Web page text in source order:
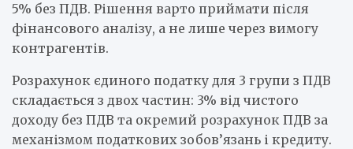
5% без ПДВ. Рішення варто приймати після
фінансового аналізу, а не лише через вимогу
контрагентів.
Розрахунок єдиного податку для 3 групи з ПДВ
складається з двох частин: 3% від чистого
доходу без ПДВ та окремий розрахунок ПДВ за
механізмом податкових зобов’язань і кредиту.